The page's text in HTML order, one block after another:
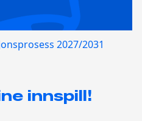
2027/2031
innspill!